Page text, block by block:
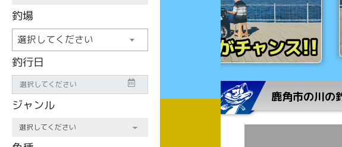
釣場
選択してください
釣行日
ジャンル
鹿角市の川の